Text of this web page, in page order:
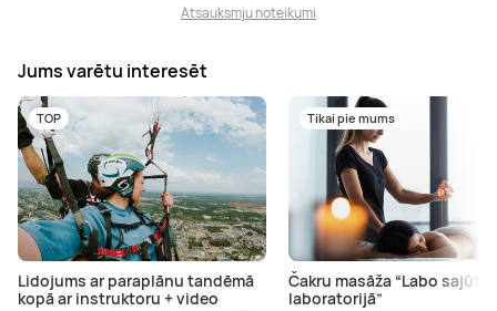
Atsauksmju noteikumi
Jums varētu interesēt
TOP
Lidojums ar paraplānu tandēmā
kopā ar instruktoru + video
Tikai pie mums
Čakru masāža “Labo sajūtu
laboratorijā”